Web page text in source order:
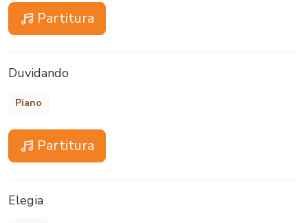
Partitura
Duvidando
Piano
Partitura
Elegia